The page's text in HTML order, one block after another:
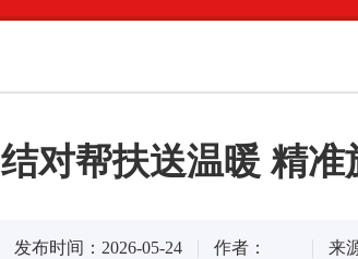
结对帮扶送温暖 精准
发布时间：2026-05-24 作者： 来